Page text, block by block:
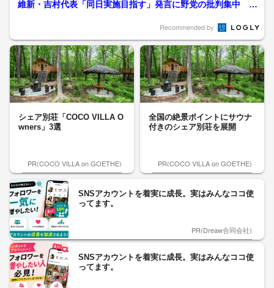
維新・吉村代表「同日実施目指す」発言に野党の批判集中
Recommended by
シェア別荘「COCO VILLA O
wners」3選
PR(COCO VILLA on GOETHE)
全国の絶景ポイントにサウナ
付きのシェア別荘を展開
PR(COCO VILLA on GOETHE)
SNSアカウントを着実に成長。実はみんなココ使
ってます。
PR(Dreaw合同会社)
SNSアカウントを着実に成長。実はみんなココ使
ってます。